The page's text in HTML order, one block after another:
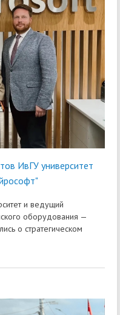
ИвГУ университет
и ведущий
оборудования —
о стратегическом